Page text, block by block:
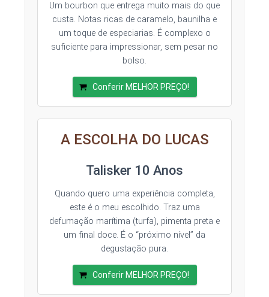
Um bourbon que entrega muito mais do que
custa. Notas ricas de caramelo, baunilha e
um toque de especiarias. É complexo o
suficiente para impressionar, sem pesar no
bolso.
Conferir MELHOR PREÇO!
A ESCOLHA DO LUCAS
Talisker 10 Anos
Quando quero uma experiência completa,
este é o meu escolhido. Traz uma
defumação marítima (turfa), pimenta preta e
um final doce. É o “próximo nível” da
degustação pura.
Conferir MELHOR PREÇO!